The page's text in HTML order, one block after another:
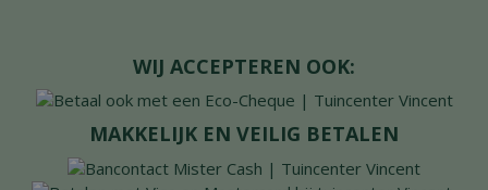
WIJ ACCEPTEREN OOK:
MAKKELIJK EN VEILIG BETALEN